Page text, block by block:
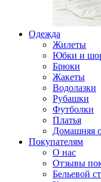
Одежда
Жилеты
Юбки и
Брюки
Жакеты
Водолазки
Рубашки
Футболки
Платья
Домашняя
Покупателям
О нас
Отзывы
Бельевой